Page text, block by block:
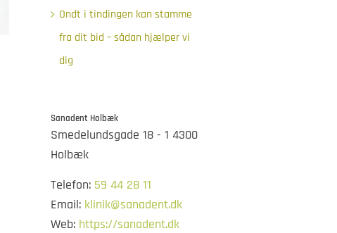
Ondt i tindingen kan stamme
fra dit bid – sådan hjælper vi
dig
Sanadent Holbæk
Smedelundsgade 18 - 1 4300
Holbæk
Telefon: 59 44 28 11
Email: klinik@sanadent.dk
Web: https://sanadent.dk